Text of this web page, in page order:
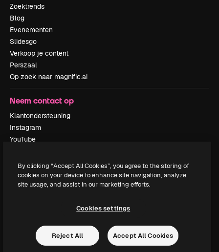
Zoektrends
Blog
Evenementen
Slidesgo
Verkoop je content
Perszaal
Op zoek naar magnific.ai
Neem contact op
Klantondersteuning
Instagram
YouTube
TikTok
Discord
Copyright © 2010-2026 Freepik Company S.L.U.Alle rechten
voorbehouden
By clicking “Accept All Cookies”, you agree to the storing of
cookies on your device to enhance site navigation, analyze
site usage, and assist in our marketing efforts.
Cookies settings
Reject All Accept All Cookies